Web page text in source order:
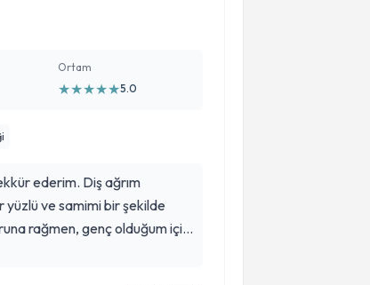
Ortam
★★★★★5.0
ederim. Diş ağrım
ve samimi bir şekilde
rağmen, genç olduğum için
tedavi planı oluşturması